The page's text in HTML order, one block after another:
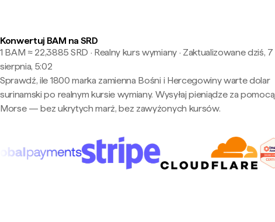
Konwertuj BAM na SRD
1 BAM ≈ 22,3885 SRD · Realny kurs wymiany· Zaktualizowane dziś, 7
sierpnia, 5:02
Sprawdź, ile 1800 marka zamienna Bośni i Hercegowiny warte dolar
surinamski po realnym kursie wymiany. Wysyłaj pieniądze za pomocą
Morse — bez ukrytych marż, bez zawyżonych kursów.